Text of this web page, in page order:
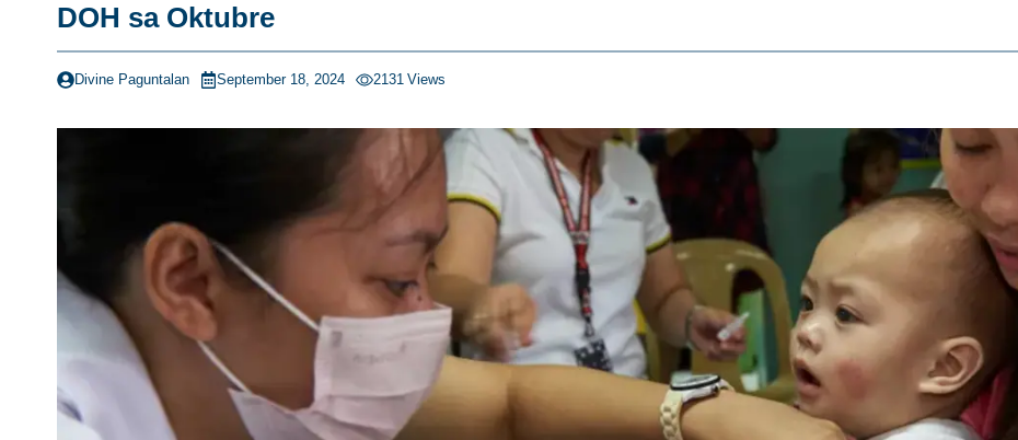
DOH sa Oktubre
Divine Paguntalan September 18, 2024 2131 Views